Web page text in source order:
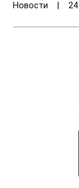
Новости